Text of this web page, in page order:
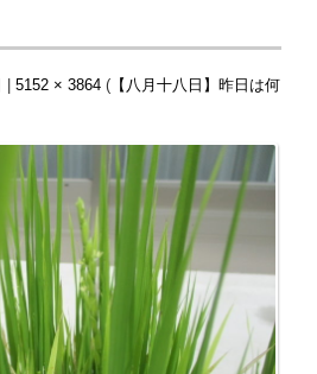
5152 × 3864 ( 【八月十八日】昨日は何